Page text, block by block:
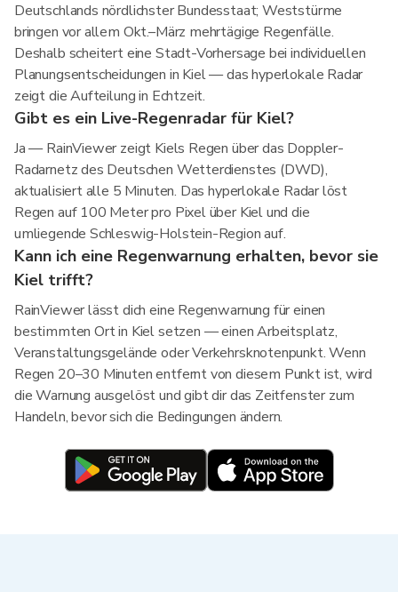
Deutschlands nördlichster Bundesstaat; Weststürme
bringen vor allem Okt.–März mehrtägige Regenfälle.
Deshalb scheitert eine Stadt-Vorhersage bei individuellen
Planungsentscheidungen in Kiel — das hyperlokale Radar
zeigt die Aufteilung in Echtzeit.
Gibt es ein Live-Regenradar für Kiel?
Ja — RainViewer zeigt Kiels Regen über das Doppler-
Radarnetz des Deutschen Wetterdienstes (DWD),
aktualisiert alle 5 Minuten. Das hyperlokale Radar löst
Regen auf 100 Meter pro Pixel über Kiel und die
umliegende Schleswig-Holstein-Region auf.
Kann ich eine Regenwarnung erhalten, bevor sie
Kiel trifft?
RainViewer lässt dich eine Regenwarnung für einen
bestimmten Ort in Kiel setzen — einen Arbeitsplatz,
Veranstaltungsgelände oder Verkehrsknotenpunkt. Wenn
Regen 20–30 Minuten entfernt von diesem Punkt ist, wird
die Warnung ausgelöst und gibt dir das Zeitfenster zum
Handeln, bevor sich die Bedingungen ändern.